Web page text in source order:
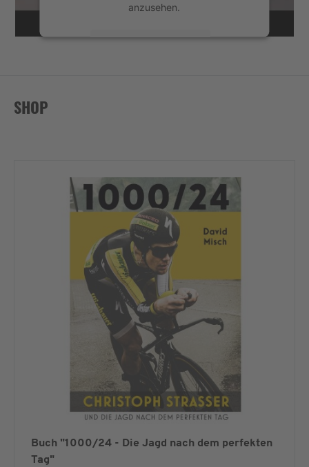
anzusehen.
SHOP
Buch "1000/24 - Die Jagd nach dem perfekten
Tag"